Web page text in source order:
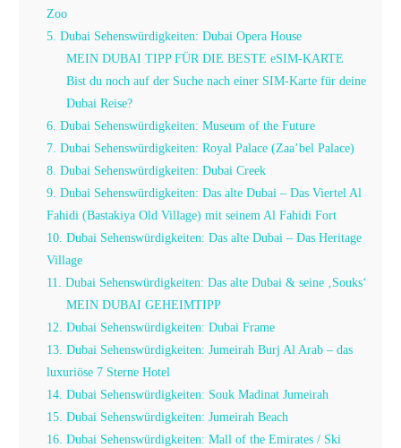
Zoo
5. Dubai Sehenswürdigkeiten: Dubai Opera House
MEIN DUBAI TIPP FÜR DIE BESTE eSIM-KARTE
Bist du noch auf der Suche nach einer SIM-Karte für deine
Dubai Reise?
6. Dubai Sehenswürdigkeiten: Museum of the Future
7. Dubai Sehenswürdigkeiten: Royal Palace (Zaa’bel Palace)
8. Dubai Sehenswürdigkeiten: Dubai Creek
9. Dubai Sehenswürdigkeiten: Das alte Dubai – Das Viertel Al
Fahidi (Bastakiya Old Village) mit seinem Al Fahidi Fort
10. Dubai Sehenswürdigkeiten: Das alte Dubai – Das Heritage
Village
11. Dubai Sehenswürdigkeiten: Das alte Dubai & seine ‚Souks‘
MEIN DUBAI GEHEIMTIPP
12. Dubai Sehenswürdigkeiten: Dubai Frame
13. Dubai Sehenswürdigkeiten: Jumeirah Burj Al Arab – das
luxuriöse 7 Sterne Hotel
14. Dubai Sehenswürdigkeiten: Souk Madinat Jumeirah
15. Dubai Sehenswürdigkeiten: Jumeirah Beach
16. Dubai Sehenswürdigkeiten: Mall of the Emirates / Ski